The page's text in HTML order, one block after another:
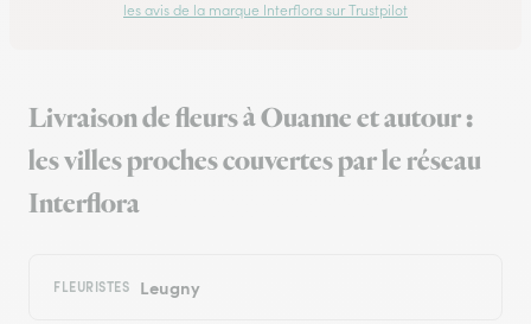
les avis de la marque Interflora sur Trustpilot
Livraison de fleurs à Ouanne et autour :
les villes proches couvertes par le réseau
Interflora
FLEURISTES Leugny